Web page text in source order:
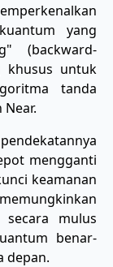
yang
(backward-
khusus untuk
tanda
mengganti
keamanan
secara mulus
benar-
depan.